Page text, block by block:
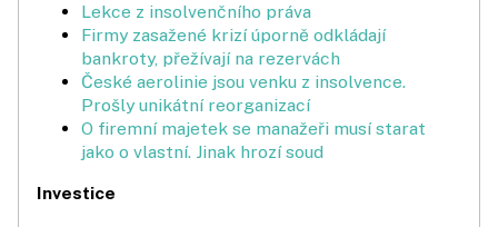
Lekce z insolvenčního práva
Firmy zasažené krizí úporně odkládají
bankroty, přežívají na rezervách
České aerolinie jsou venku z insol­vence.
Prošly unikátní reorganizací
O firemní majetek se manažeři musí starat
jako o vlastní. Jinak hrozí soud
Investice